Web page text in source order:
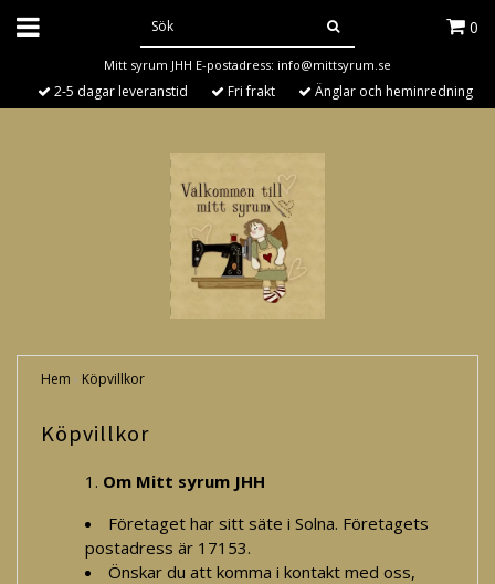
0
Mitt syrum JHH E-postadress: info@mittsyrum.se
2-5 dagar leveranstid Fri frakt Änglar och heminredning
Hem › Köpvillkor
Köpvillkor
Om Mitt syrum JHH
Företaget har sitt säte i Solna. Företagets
postadress är 17153.
Önskar du att komma i kontakt med oss,